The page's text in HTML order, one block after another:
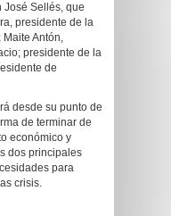
José Sellés, que
presidente de la
Antón,
presidente de la
de
desde su punto de
de terminar de
económico y
dos principales
para
crisis.